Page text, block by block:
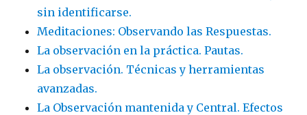
sin identificarse.
Meditaciones: Observando las Respuestas.
La observación en la práctica. Pautas.
La observación. Técnicas y herramientas
avanzadas.
La Observación mantenida y Central. Efectos